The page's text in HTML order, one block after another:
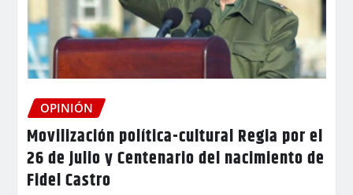
OPINIÓN
Movilización política-cultural Regia por el
26 de julio y Centenario del nacimiento de
Fidel Castro